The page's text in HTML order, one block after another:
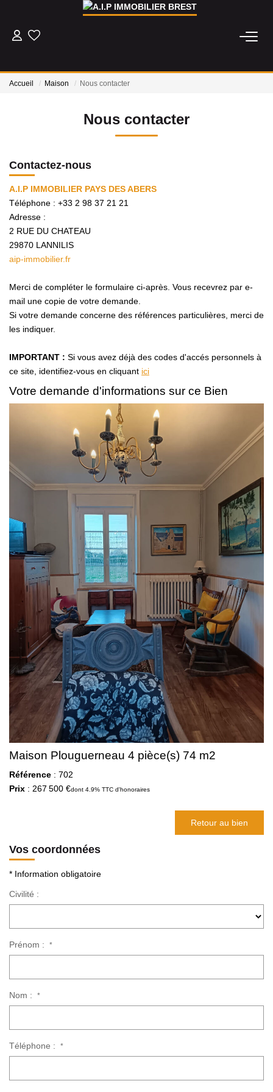
ESTIMER
NOS AGENCES
CONTACT
Accueil Maison Nous contacter
Nous contacter
Contactez-nous
A.I.P IMMOBILIER PAYS DES ABERS
Téléphone : +33 2 98 37 21 21
Adresse :
2 RUE DU CHATEAU
29870 LANNILIS
aip-immobilier.fr
Merci de compléter le formulaire ci-après. Vous recevrez par e-
mail une copie de votre demande.
Si votre demande concerne des références particulières, merci de
les indiquer.
IMPORTANT : Si vous avez déjà des codes d'accés personnels à
ce site, identifiez-vous en cliquant ici
Votre demande d'informations sur ce Bien
Maison Plouguerneau 4 pièce(s) 74 m2
Référence : 702
Prix : 267 500 €dont 4.9% TTC d'honoraires
Retour au bien
Vos coordonnées
* Information obligatoire
Civilité :
Prénom : *
Nom : *
Téléphone : *